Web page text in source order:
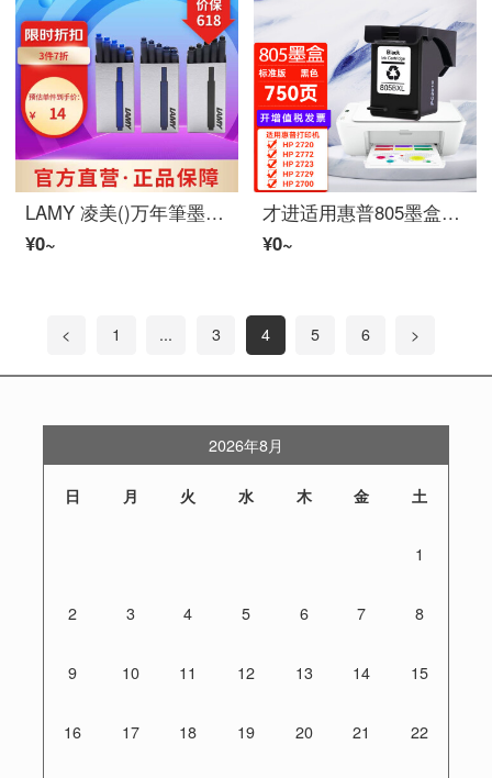
LAMY 凌美()万年筆墨水芯 配件一次性墨胆墨囊 德国进口 墨胆-黑色
¥0~
才进适用惠普805墨盒HP2720 2722 2723 2729 2700打印机连供2330 2332 1210 1212 2721黑彩色喷墨原装Deskjet
¥0~
< 1 ... 3 4 5 6 >
2026年8月
日 月 火 水 木 金 土
1
2 3 4 5 6 7 8
9 10 11 12 13 14 15
16 17 18 19 20 21 22